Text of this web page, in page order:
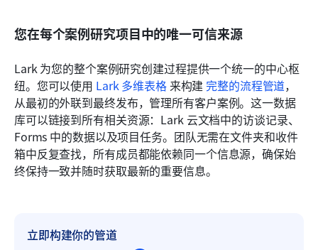
您在每个案例研究项目中的唯一可信来源
Lark 为您的整个案例研究创建过程提供一个统一的中心枢
纽。您可以使用 Lark 多维表格 来构建 完整的流程管道，
从最初的外联到最终发布，管理所有客户案例。这一数据
库可以链接到所有相关资源：Lark 云文档中的访谈记录、
Forms 中的数据以及项目任务。团队无需在文件夹和收件
箱中反复查找，所有成员都能依赖同一个信息源，确保始
终保持一致并随时获取最新的重要信息。
立即构建你的管道